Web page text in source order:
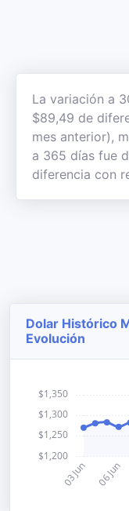
La variación a
$89,49 de
mes anterior),
a 365 días fue
diferencia con
Dolar Histórico
Evolución